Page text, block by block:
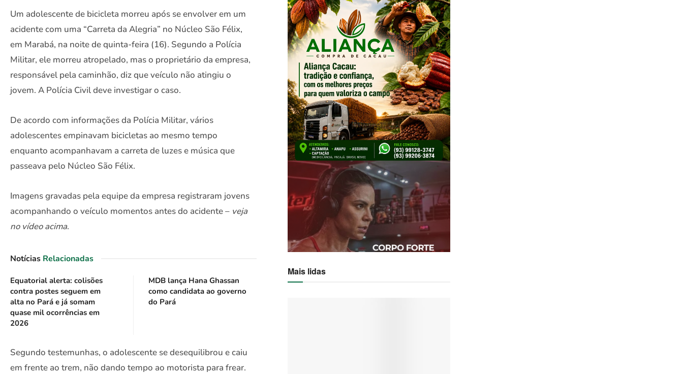
Um adolescente de bicicleta morreu após se envolver em um
acidente com uma “Carreta da Alegria” no Núcleo São Félix,
em Marabá, na noite de quinta-feira (16). Segundo a Polícia
Militar, ele morreu atropelado, mas o proprietário da empresa,
responsável pela caminhão, diz que veículo não atingiu o
jovem. A Polícia Civil deve investigar o caso.
De acordo com informações da Polícia Militar, vários
adolescentes empinavam bicicletas ao mesmo tempo
enquanto acompanhavam a carreta de luzes e música que
passeava pelo Núcleo São Félix.
Imagens gravadas pela equipe da empresa registraram jovens
acompanhando o veículo momentos antes do acidente – veja
no vídeo acima.
Notícias Relacionadas
Equatorial alerta: colisões
contra postes seguem em
alta no Pará e já somam
quase mil ocorrências em
2026
MDB lança Hana Ghassan
como candidata ao governo
do Pará
Segundo testemunhas, o adolescente se desequilibrou e caiu
em frente ao trem, não dando tempo ao motorista para frear.
Mais lidas